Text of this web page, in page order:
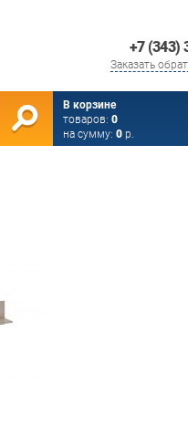
+7 (343)
Заказать
В корзине
товаров: 0
на сумму: 0 р.